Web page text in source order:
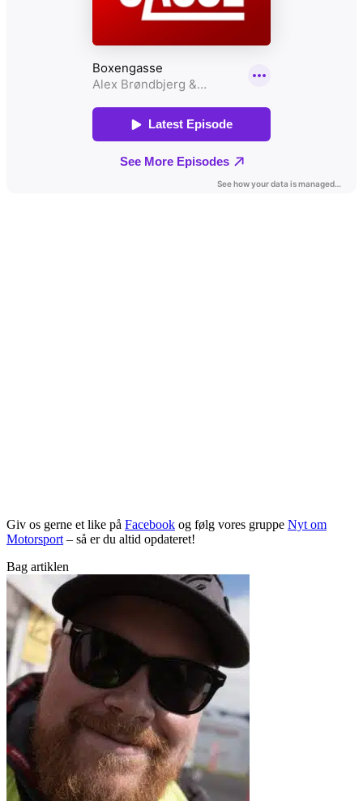
Giv os gerne et like på Facebook og følg vores gruppe Nyt om
Motorsport – så er du altid opdateret!
Bag artiklen